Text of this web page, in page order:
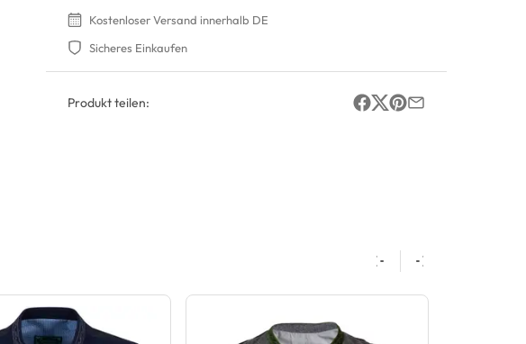
Kostenloser Versand innerhalb DE
Sicheres Einkaufen
Produkt teilen: